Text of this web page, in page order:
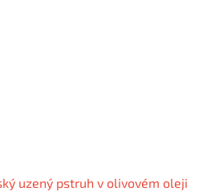
uzený pstruh v olivovém oleji